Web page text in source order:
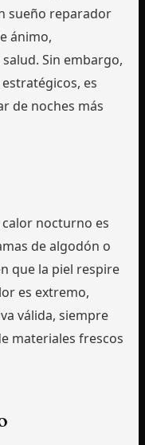
sueño reparador
ánimo,
Sin embargo,
es
de noches más
nocturno es
de algodón o
que la piel respire
es extremo,
válida, siempre
materiales frescos